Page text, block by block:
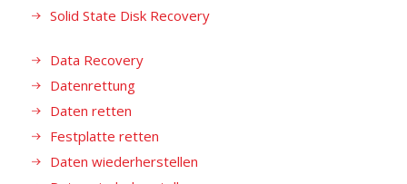
Solid State Disk Recovery
Data Recovery
Datenrettung
Daten retten
Festplatte retten
Daten wiederherstellen